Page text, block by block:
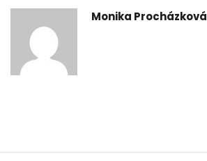
Monika Procházková